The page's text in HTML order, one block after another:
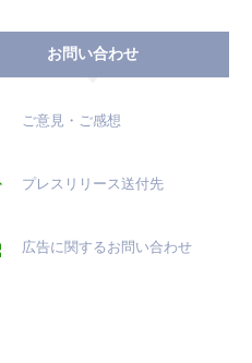
お問い合わせ
ご意見・ご感想
プレスリリース送付先
広告に関するお問い合わせ